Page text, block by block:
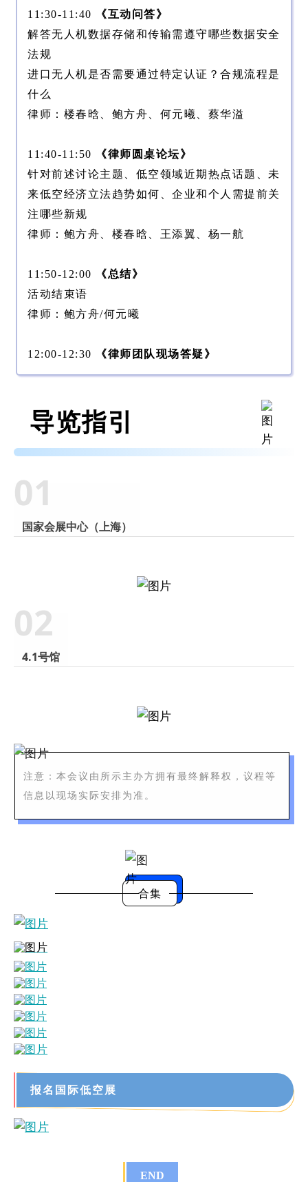
11:30-11:40
《互动问答》
解答无人机数据存储和传输需遵守哪些数据安全
法规
进口无人机是否需要通过特定认证？合规流程是
什么
律师：楼春晗、鲍方舟、何元曦、蔡华溢
11:40-11:50
《律师圆桌论坛》
针对前述讨论主题、低空领域近期热点话题、未
来低空经济立法趋势如何、企业和个人需提前关
注哪些新规
律师：鲍方舟、楼春晗、王添翼、杨一航
11:50-12:00
《总结》
活动结束语
律师：鲍方舟/何元曦
12:00-12:30 《律师团队现场答疑》
导览指引
01
国家会展中心（上海）
02
4.1号馆
注意：本会议由所示主办方拥有最终解释权，议程等
信息以现场实际安排为准。
合集
报名国际低空展
END